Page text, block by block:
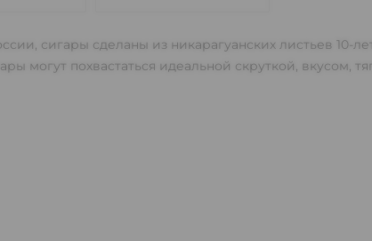
сигары сделаны из никарагуанских листьев
могут похвастаться идеальной скруткой, вкусом,